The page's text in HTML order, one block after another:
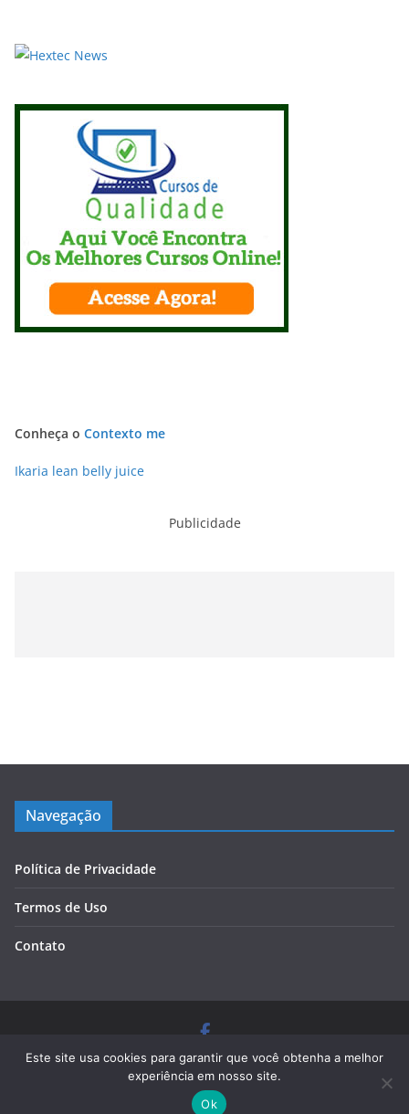
Conheça o Contexto me
Ikaria lean belly juice
Publicidade
Navegação
Política de Privacidade
Termos de Uso
Contato
Copyright © 2026 Blog Cursos de Qualidade. Todos os
direitos reservados.
por ThemeGrill. Powered by
Este site usa cookies para garantir que você obtenha a melhor
experiência em nosso site.
Ok